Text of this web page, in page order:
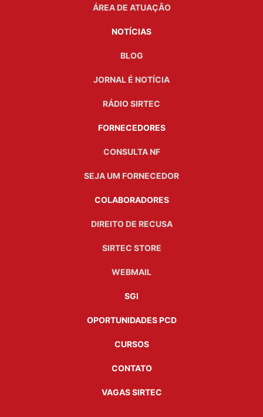
ÁREA DE ATUAÇÃO
NOTÍCIAS
BLOG
JORNAL É NOTÍCIA
RÁDIO SIRTEC
FORNECEDORES
CONSULTA NF
SEJA UM FORNECEDOR
COLABORADORES
DIREITO DE RECUSA
SIRTEC STORE
WEBMAIL
SGI
OPORTUNIDADES PCD
CURSOS
CONTATO
VAGAS SIRTEC